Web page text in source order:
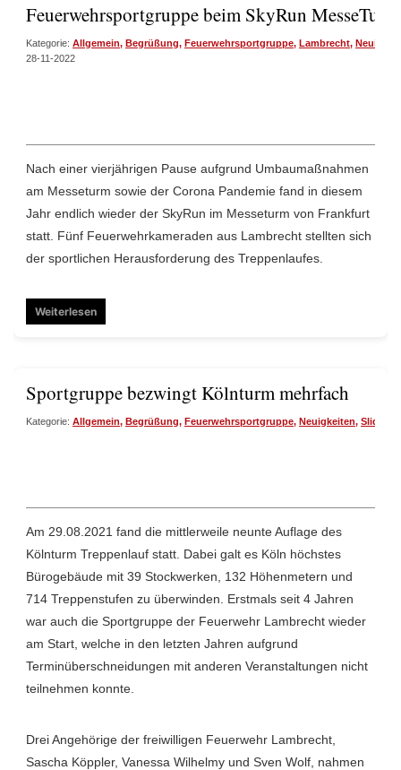
Feuerwehrsportgruppe beim SkyRun
Kategorie: Allgemein, Begrüßung, Feuerwehrsportgruppe, Lambrecht,
28-11-2022
Nach einer vierjährigen Pause aufgrund Umbaumaßnahmen
am Messeturm sowie der Corona Pandemie fand in diesem
Jahr endlich wieder der SkyRun im Messeturm von Frankfurt
statt. Fünf Feuerwehrkameraden aus Lambrecht stellten sich
der sportlichen Herausforderung des Treppenlaufes.
Weiterlesen
Sportgruppe bezwingt Kölnturm mehrfach
Kategorie: Allgemein, Begrüßung, Feuerwehrsportgruppe, Neuigkeiten, Slide
Am 29.08.2021 fand die mittlerweile neunte Auflage des
Kölnturm Treppenlauf statt. Dabei galt es Köln höchstes
Bürogebäude mit 39 Stockwerken, 132 Höhenmetern und
714 Treppenstufen zu überwinden. Erstmals seit 4 Jahren
war auch die Sportgruppe der Feuerwehr Lambrecht wieder
am Start, welche in den letzten Jahren aufgrund
Terminüberschneidungen mit anderen Veranstaltungen nicht
teilnehmen konnte.
Drei Angehörige der freiwilligen Feuerwehr Lambrecht,
Sascha Köppler, Vanessa Wilhelmy und Sven Wolf, nahmen